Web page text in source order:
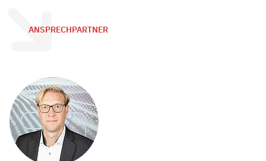
ANSPRECHPARTNER